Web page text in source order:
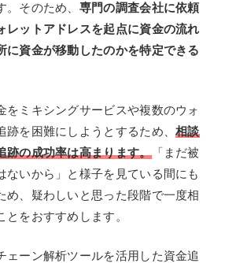
そのため、 専門の調査会社に依頼
レットアドレスを起点に資金の流れ
に資金が移動したのかを特定できる
をミキシングサービスや複数のウォ
跡を困難にしようとするため、相談
跡の成功率は高まります。「まだ被
ないから」と様子を見ている間にも
め、疑わしいと思った段階で一度相
をおすすめします。
ェーン解析ツールを活用した資金追